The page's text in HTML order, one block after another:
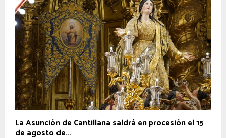
La Asunción de Cantillana saldrá en procesión el 15
de agosto de...